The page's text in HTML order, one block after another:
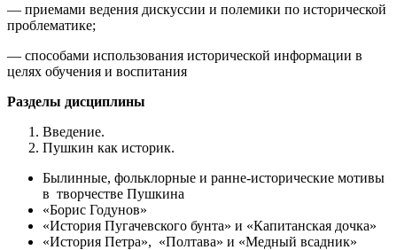
— приемами ведения дискуссии и полемики по исторической
проблематике;
— способами использования исторической информации в
целях обучения и воспитания
Разделы дисциплины
Введение.
Пушкин как историк.
Былинные, фольклорные и ранне-исторические мотивы
в творчестве Пушкина
«Борис Годунов»
«История Пугачевского бунта» и «Капитанская дочка»
«История Петра», «Полтава» и «Медный всадник»